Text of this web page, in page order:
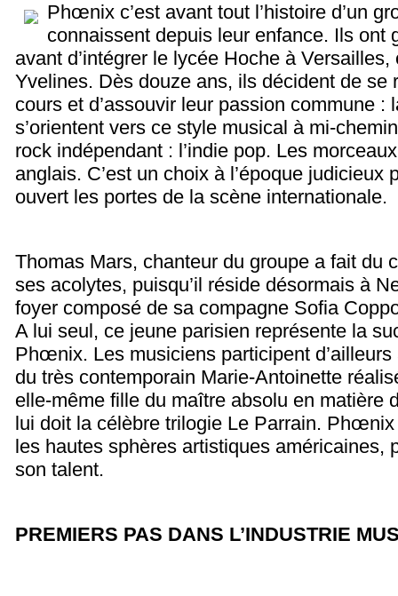
Phœnix c’est avant tout l’histoire d’un
connaissent depuis leur enfance. Ils ont
avant d’intégrer le lycée Hoche à
Yvelines. Dès douze ans, ils décident de se
cours et d’assouvir leur passion commune :
s’orientent vers ce style musical à mi-
rock indépendant : l’indie pop. Les
anglais. C’est un choix à l’époque judicieux
ouvert les portes de la scène internationale.
Thomas Mars, chanteur du groupe a fait du
ses acolytes, puisqu’il réside désormais à
foyer composé de sa compagne Sofia
A lui seul, ce jeune parisien représente la
Phœnix. Les musiciens participent
du très contemporain Marie-Antoinette
elle-même fille du maître absolu en matière
lui doit la célèbre trilogie Le Parrain. Phœnix
les hautes sphères artistiques américaines,
son talent.
PREMIERS PAS DANS L’INDUSTRIE